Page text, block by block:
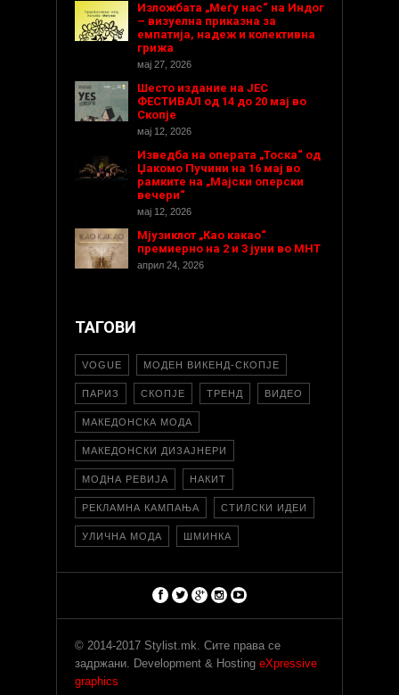
Изложбата „Меѓу нас“ на Индог
– визуелна приказна за
емпатија, надеж и колективна
грижа
мај 27, 2026
Шесто издание на ЈЕС
ФЕСТИВАЛ од 14 до 20 мај во
Скопје
мај 12, 2026
Изведба на операта „Тоска“ од
Џакомо Пучини на 16 мај во
рамките на „Мајски оперски
вечери“
мај 12, 2026
Мјузиклот „Као какао“
премиерно на 2 и 3 јуни во МНТ
април 24, 2026
ТАГОВИ
VOGUE МОДЕН ВИКЕНД-СКОПЈЕ
ПАРИЗ СКОПЈЕ ТРЕНД ВИДЕО
МАКЕДОНСКА МОДА
МАКЕДОНСКИ ДИЗАЈНЕРИ
МОДНА РЕВИЈА НАКИТ
РЕКЛАМНА КАМПАЊА СТИЛСКИ ИДЕИ
УЛИЧНА МОДА ШМИНКА
© 2014-2017 Stylist.mk. Сите права се
задржани. Development & Hosting eXpressive
graphics